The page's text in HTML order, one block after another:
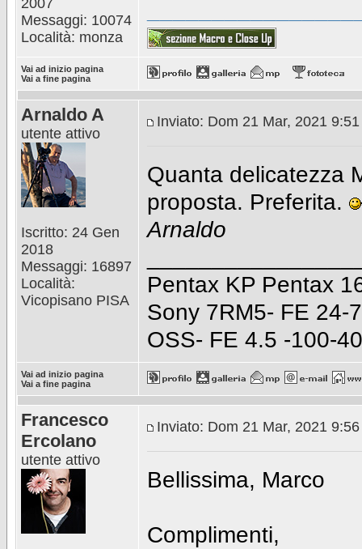
2007
Messaggi: 10074
Località: monza
Vai ad inizio pagina
Vai a fine pagina
Arnaldo A
utente attivo
Iscritto: 24 Gen
2018
Messaggi: 16897
Località:
Vicopisano PISA
Inviato: Dom 21 Mar, 2021
Quanta delicatezza
proposta. Preferita.
Arnaldo
Pentax KP Pentax
Sony 7RM5- FE 24-
OSS- FE 4.5 -100-
Vai ad inizio pagina
Vai a fine pagina
Francesco
Ercolano
utente attivo
Inviato: Dom 21 Mar, 2021
Bellissima, Marco
Complimenti,